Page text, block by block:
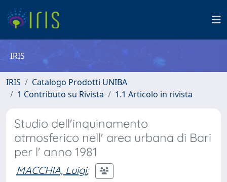
IRIS
IRIS
Catalogo Prodotti UNIBA
1 Contributo su Rivista
1.1 Articolo in rivista
Studio dell'inquinamento
atmosferico nell' area urbana di Bari
per l' anno 1981
MACCHIA, Luigi;